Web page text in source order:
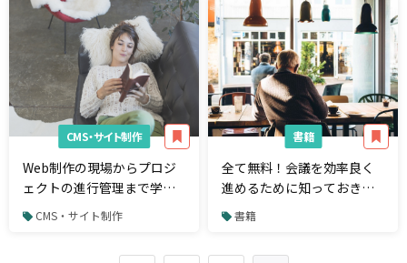
CMS・サイト制作
Web制作の現場からプロジ
ェクトの進行管理まで学べ
るWebディレクター向け書
籍7選
CMS・サイト制作
書籍
全て無料！会議を効率良く
進めるために知っておきた
いツール10選
書籍